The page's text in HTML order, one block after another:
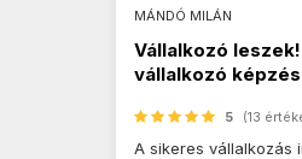
MÁNDÓ MILÁN
Vállalkozó
vállalkozó képzés
5 (13
A sikeres vállalkozás